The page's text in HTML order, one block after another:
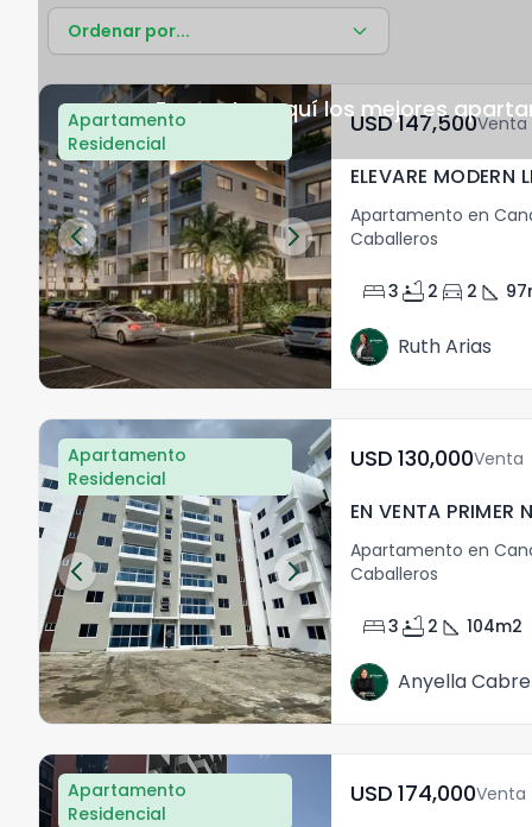
Encuentra aquí los mejores
Ordenar por...
Apartamento
Residencial
USD	147,500Venta
Apartamento en
Caballeros
bed3 bathtub 2 directions_car 2 square_foot 97
Ruth Arias
Apartamento
Residencial
USD	130,000Venta
Apartamento en
Caballeros
bed3 bathtub 2 square_foot 104m2
Anyella
Apartamento
Residencial
USD	174,000Venta